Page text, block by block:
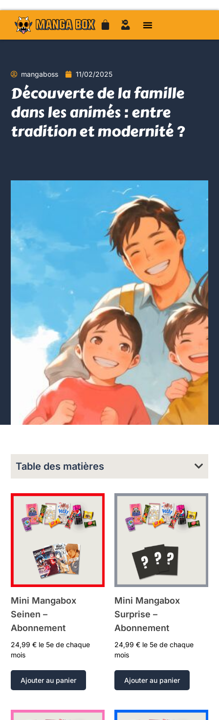
mangaboss 11/02/2025
Découverte de la famille
dans les animés : entre
tradition et modernité ?
Table des matières
Mini Mangabox
Seinen –
Abonnement
24,99€ le 5e de chaque
mois
Ajouter au panier
Mini Mangabox
Surprise –
Abonnement
24,99 € le 5e de chaque
mois
Ajouter au panier